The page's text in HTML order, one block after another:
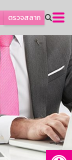
ตรวจสลาก